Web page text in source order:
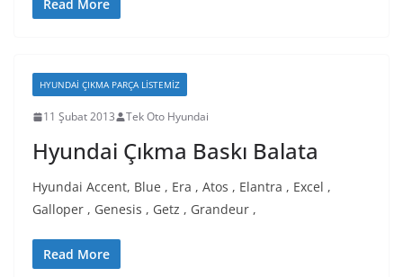
Read More
HYUNDAI ÇIKMA PARÇA LISTEMIZ
11 Şubat 2013 Tek Oto Hyundai
Hyundai Çıkma Baskı Balata
Hyundai Accent, Blue , Era , Atos , Elantra , Excel ,
Galloper , Genesis , Getz , Grandeur ,
Read More